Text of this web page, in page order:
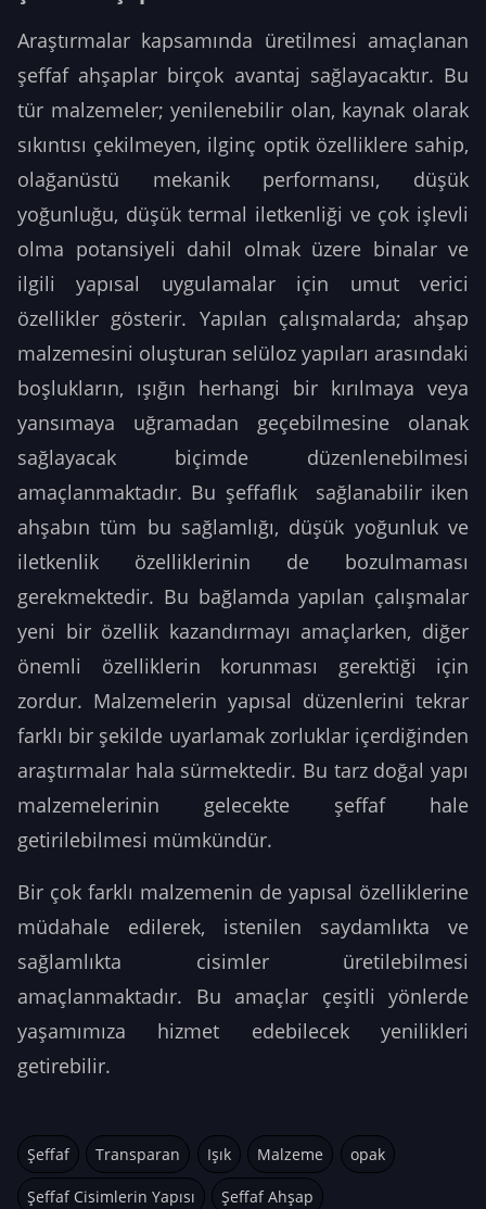
Araştırmalar kapsamında üretilmesi amaçlanan
şeffaf ahşaplar birçok avantaj sağlayacaktır. Bu
tür malzemeler; yenilenebilir olan, kaynak olarak
sıkıntısı çekilmeyen, ilginç optik özelliklere sahip,
olağanüstü mekanik performansı, düşük
yoğunluğu, düşük termal iletkenliği ve çok işlevli
olma potansiyeli dahil olmak üzere binalar ve
ilgili yapısal uygulamalar için umut verici
özellikler gösterir. Yapılan çalışmalarda; ahşap
malzemesini oluşturan selüloz yapıları arasındaki
boşlukların, ışığın herhangi bir kırılmaya veya
yansımaya uğramadan geçebilmesine olanak
sağlayacak biçimde düzenlenebilmesi
amaçlanmaktadır. Bu şeffaflık sağlanabilir iken
ahşabın tüm bu sağlamlığı, düşük yoğunluk ve
iletkenlik özelliklerinin de bozulmaması
gerekmektedir. Bu bağlamda yapılan çalışmalar
yeni bir özellik kazandırmayı amaçlarken, diğer
önemli özelliklerin korunması gerektiği için
zordur. Malzemelerin yapısal düzenlerini tekrar
farklı bir şekilde uyarlamak zorluklar içerdiğinden
araştırmalar hala sürmektedir. Bu tarz doğal yapı
malzemelerinin gelecekte şeffaf hale
getirilebilmesi mümkündür.
Bir çok farklı malzemenin de yapısal özelliklerine
müdahale edilerek, istenilen saydamlıkta ve
sağlamlıkta cisimler üretilebilmesi
amaçlanmaktadır. Bu amaçlar çeşitli yönlerde
yaşamımıza hizmet edebilecek yenilikleri
getirebilir.
Şeffaf Transparan Işık Malzeme opak
Şeffaf Cisimlerin Yapısı Şeffaf Ahşap